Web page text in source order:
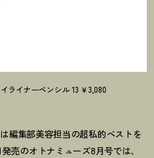
ライナーペンシル 13 ￥3,080
編集部美容担当の超私的ベストを
売のオトナミューズ8月号では、